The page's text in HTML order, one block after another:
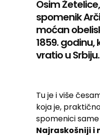
Osim
spomenik
moćan
1859. godinu,
vratio u Srbiju.
Tu je i više
koja je,
spomenici
Najraskošniji i